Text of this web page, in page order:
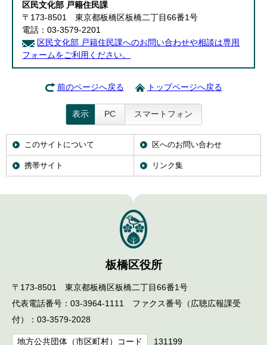
区民文化部 戸籍住民課
〒173-8501 東京都板橋区板橋二丁目66番1号
電話：03-3579-2201
区民文化部 戸籍住民課へのお問い合わせや相談は専用
フォームをご利用ください。
前のページへ戻る トップページへ戻る
表示 PC スマートフォン
このサイトについて 区へのお問い合わせ
携帯サイト リンク集
板橋区役所
〒173-8501 東京都板橋区板橋二丁目66番1号
代表電話番号：03-3964-1111 ファクス番号（広聴広報課受
付）：03-3579-2028
地方公共団体（市区町村）コード 131199